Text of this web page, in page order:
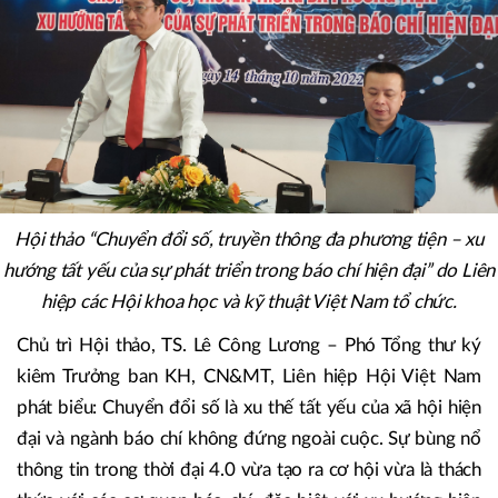
Hội thảo “Chuyển đổi số, truyền thông đa phương tiện – xu
hướng tất yếu của sự phát triển trong báo chí hiện đại” do Liên
hiệp các Hội khoa học và kỹ thuật Việt Nam tổ chức.
Chủ trì Hội thảo, TS. Lê Công Lương – Phó Tổng thư ký
kiêm Trưởng ban KH, CN&MT, Liên hiệp Hội Việt Nam
phát biểu: Chuyển đổi số là xu thế tất yếu của xã hội hiện
đại và ngành báo chí không đứng ngoài cuộc. Sự bùng nổ
thông tin trong thời đại 4.0 vừa tạo ra cơ hội vừa là thách